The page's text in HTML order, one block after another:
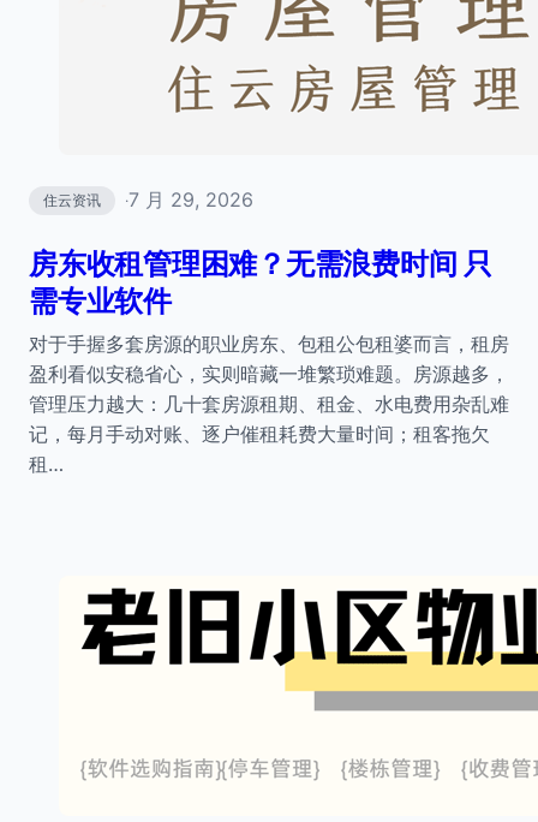
住云资讯 ·7 月 29, 2026
房东收租管理困难？无需浪费时间 只
需专业软件
对于手握多套房源的职业房东、包租公包租婆而言，租房
盈利看似安稳省心，实则暗藏一堆繁琐难题。房源越多，
管理压力越大：几十套房源租期、租金、水电费用杂乱难
记，每月手动对账、逐户催租耗费大量时间；租客拖欠
租…